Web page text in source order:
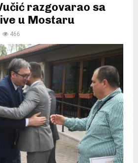
razgovarao sa
u Mostaru
466